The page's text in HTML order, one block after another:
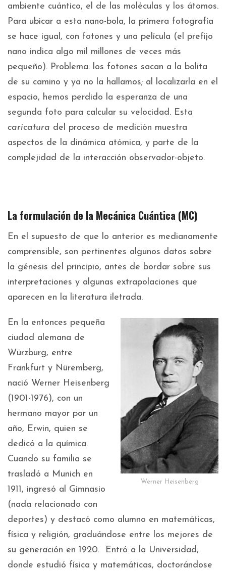
ambiente cuántico, el de las moléculas y los átomos.
Para ubicar a esta nano-bola, la primera fotografía
se hace igual, con fotones y una película (el prefijo
nano indica algo mil millones de veces más
pequeño). Problema: los fotones sacan a la bolita
de su camino y ya no la hallamos; al localizarla en el
espacio, hemos perdido la esperanza de una
segunda foto para calcular su velocidad. Esta
caricatura del proceso de medición muestra
aspectos de la dinámica atómica, y parte de la
complejidad de la interacción observador-objeto.
La formulación de la Mecánica Cuántica (MC)
En el supuesto de que lo anterior es medianamente
comprensible, son pertinentes algunos datos sobre
la génesis del principio, antes de bordar sobre sus
interpretaciones y algunas extrapolaciones que
aparecen en la literatura iletrada.
Werner Heisenberg
En la entonces pequeña
ciudad alemana de
Würzburg, entre
Frankfurt y Nüremberg,
nació Werner Heisenberg
(1901-1976), con un
hermano mayor por un
año, Erwin, quien se
dedicó a la química.
Cuando su familia se
trasladó a Munich en
1911, ingresó al Gimnasio
(nada relacionado con
deportes) y destacó como alumno en matemáticas,
física y religión, graduándose entre los mejores de
su generación en 1920. Entró a la Universidad,
donde estudió física y matemáticas, doctorándose